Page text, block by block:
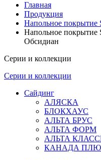
Главная
Продукция
Напольное покрытие
Напольное покрытие
Обсидиан
Серии и коллекции
Серии и коллекции
Сайдинг
АЛЯСКА
БЛОКХАУС
АЛЬТА БРУС
АЛЬТА ФОРМ
АЛЬТА
КАНАДА